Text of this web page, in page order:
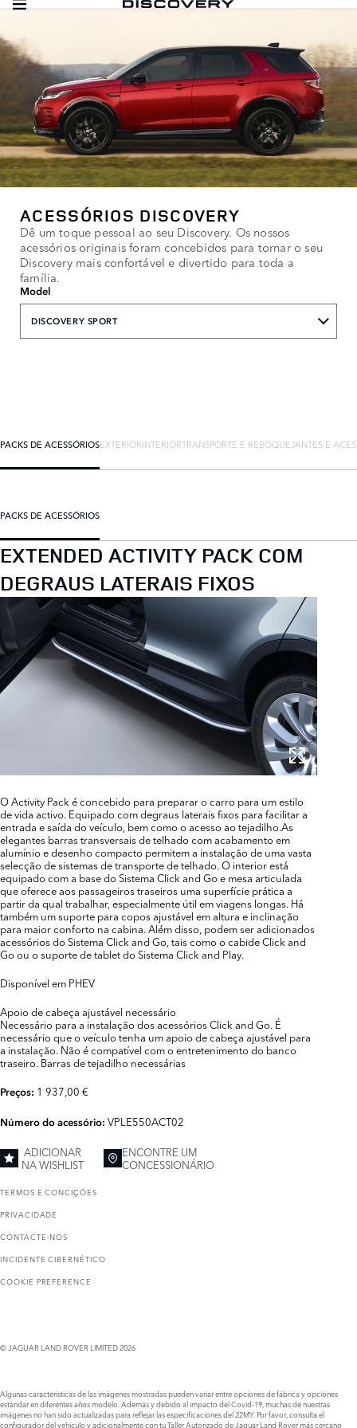
ACESSÓRIOS DISCOVERY
Dê um toque pessoal ao seu Discovery. Os nossos
acessórios originais foram concebidos para tornar o seu
Discovery mais confortável e divertido para toda a
família.
Model
DISCOVERY SPORT
PACKS DE ACESSÓRIOSEXTERIORINTERIORTRANSPORTE E REBOQUEJANTES E
PACKS DE ACESSÓRIOS
EXTENDED ACTIVITY PACK COM
DEGRAUS LATERAIS FIXOS
O Activity Pack é concebido para preparar o carro para um estilo
de vida activo. Equipado com degraus laterais fixos para facilitar a
entrada e saída do veículo, bem como o acesso ao tejadilho.As
elegantes barras transversais de telhado com acabamento em
alumínio e desenho compacto permitem a instalação de uma vasta
selecção de sistemas de transporte de telhado. O interior está
equipado com a base do Sistema Click and Go e mesa articulada
que oferece aos passageiros traseiros uma superfície prática a
partir da qual trabalhar, especialmente útil em viagens longas. Há
também um suporte para copos ajustável em altura e inclinação
para maior conforto na cabina. Além disso, podem ser adicionados
acessórios do Sistema Click and Go, tais como o cabide Click and
Go ou o suporte de tablet do Sistema Click and Play.
Disponível em PHEV
Apoio de cabeça ajustável necessário
Necessário para a instalação dos acessórios Click and Go. É
necessário que o veículo tenha um apoio de cabeça ajustável para
a instalação. Não é compatível com o entretenimento do banco
traseiro. Barras de tejadilho necessárias
Preços: 1 937,00 €
Número do acessório: VPLE550ACT02
ADICIONAR
NA WISHLIST
ENCONTRE UM
CONCESSIONÁRIO
TERMOS E CONCIҪÕES
PRIVACIDADE
CONTACTE-NOS
INCIDENTE CIBERNÉTICO
COOKIE PREFERENCE
© JAGUAR LAND ROVER LIMITED 2026
Algunas características de las imágenes mostradas pueden variar entre opciones de fábrica y opciones
estándar en diferentes años modelo. Además y debido al impacto del Covid-19, muchas de nuestras
imágenes no han sido actualizadas para reflejar las especificaciones del 22MY. Por favor, consulta el
configurador del vehículo y adicionalmente con tu Taller Autorizado de Jaguar Land Rover más cercano